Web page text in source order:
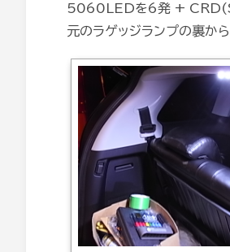
5060LEDを6発 +
元のラゲッジランプの裏か